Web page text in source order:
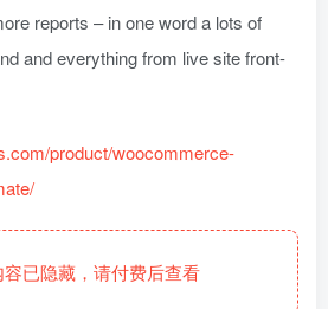
reports – in one word a lots of
and everything from live site front-
product/woocommerce-
已隐藏，请付费后查看